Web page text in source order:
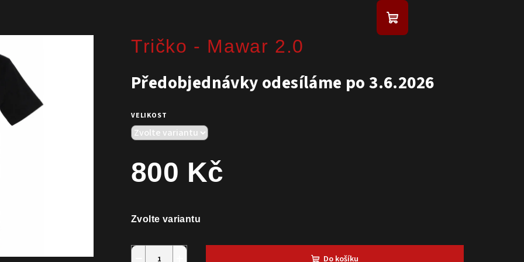
Nákupní košík
Tričko - Mawar 2.0
Předobjednávky odesíláme po 3.6.2026
VELIKOST
800 Kč
Zvolte variantu
Do košíku